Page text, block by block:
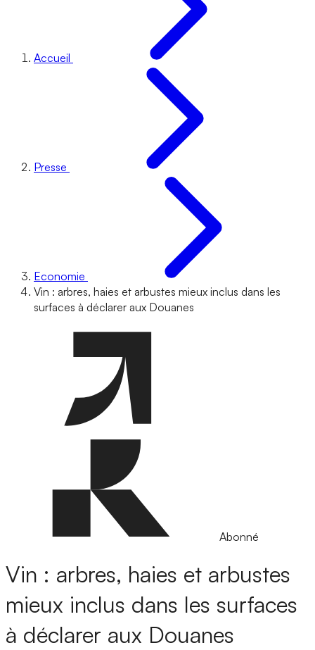
Accueil
Presse
Economie
Vin : arbres, haies et arbustes mieux inclus dans les
surfaces à déclarer aux Douanes
Abonné
Vin : arbres, haies et arbustes
mieux inclus dans les surfaces
à déclarer aux Douanes